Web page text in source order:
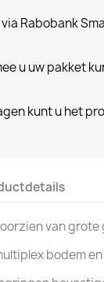
Rabobank
u uw pakket
kunt u het
van grote
bodem